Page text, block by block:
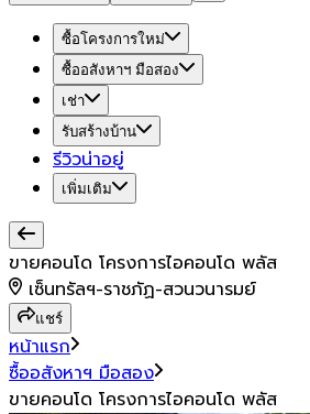
ซื้อโครงการใหม่
ซื้ออสังหาฯ มือสอง
เช่า
รับสร้างบ้าน
รีวิวน่าอยู่
เพิ่มเติม
ขายคอนโด โครงการไอคอนโด พลัส
เซ็นทรัลฯ-ราชภัฏ-สวนวนารมย์
แชร์
หน้าแรก
ซื้ออสังหาฯ มือสอง
ขายคอนโด โครงการไอคอนโด พลัส